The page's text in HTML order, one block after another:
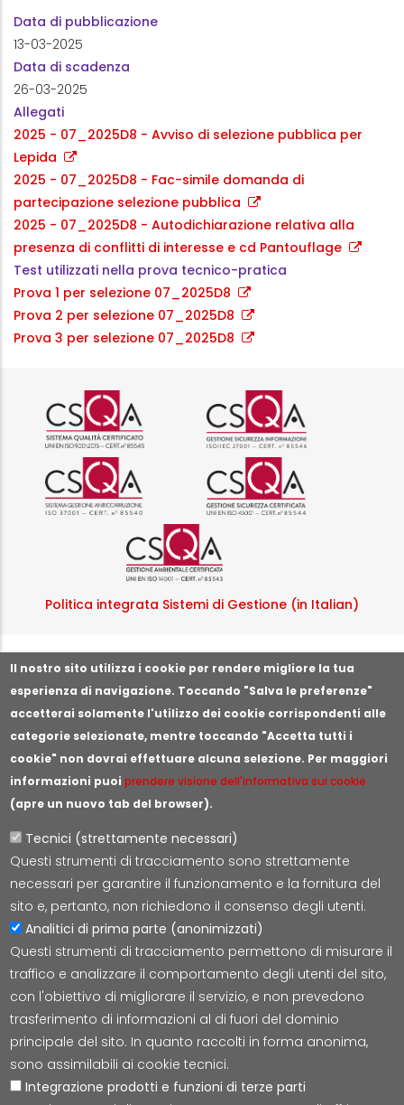
Il nostro sito utilizza i cookie per rendere migliore la tua
esperienza di navigazione. Toccando "Salva le preferenze"
accetterai solamente l'utilizzo dei cookie corrispondenti alle
categorie selezionate, mentre toccando "Accetta tutti i
cookie" non dovrai effettuare alcuna selezione. Per maggiori
informazioni puoiprendere visione dell'informativa sui cookie
(apre un nuovo tab del browser).
Tecnici (strettamente necessari)
Questi strumenti di tracciamento sono strettamente
necessari per garantire il funzionamento e la fornitura del
sito e, pertanto, non richiedono il consenso degli utenti.
Analitici di prima parte (anonimizzati)
Questi strumenti di tracciamento permettono di misurare il
traffico e analizzare il comportamento degli utenti del sito,
con l'obiettivo di migliorare il servizio, e non prevedono
trasferimento di informazioni al di fuori del dominio
principale del sito. In quanto raccolti in forma anonima,
sono assimilabili ai cookie tecnici.
Integrazione prodotti e funzioni di terze parti
Data di pubblicazione
13-03-2025
Data di scadenza
26-03-2025
Allegati
2025 - 07_2025D8 - Avviso di selezione pubblica per
Lepida
2025 - 07_2025D8 - Fac-simile domanda di
partecipazione selezione pubblica
2025 - 07_2025D8 - Autodichiarazione relativa alla
presenza di conflitti di interesse e cd Pantouflage
Test utilizzati nella prova tecnico-pratica
Prova 1 per selezione 07_2025D8
Prova 2 per selezione 07_2025D8
Prova 3 per selezione 07_2025D8
Logo certificazione ISO 9001
Logo
Logo certificazione ISO 37001
Logo
Logo certificazione ISO
Politica integrata Sistemi di Gestione (in Italian)
Segnala illeciti o irregolarità
Lepida S.c.p.A.
Via della Liberazione 15, 40128 Bologna
segreteria@lepida.it
PEC:
segreteria@pec.lepida.it
Capitale Sociale i.v. ad oggi € 69.881.000,00
P.IVA/CF 02770891204